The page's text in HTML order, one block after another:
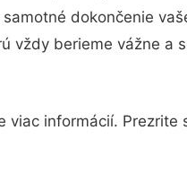
dokončenie
vždy berieme vážne a
informácií. Prezrite